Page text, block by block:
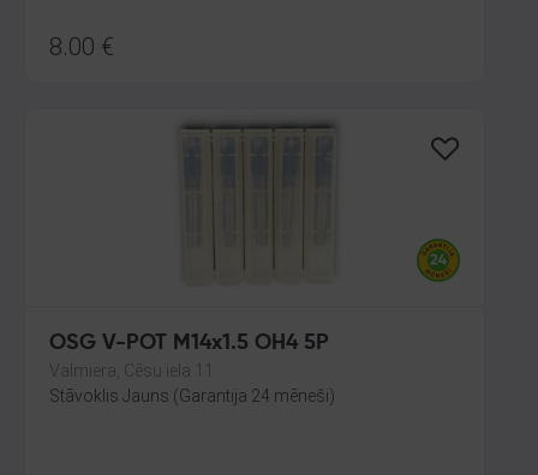
8.00 €
OSG V-POT M14x1.5 OH4 5P
Valmiera, Cēsu iela 11
Stāvoklis Jauns (Garantija 24 mēneši)